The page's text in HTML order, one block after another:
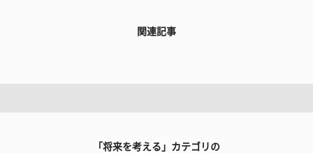
関連記事
「将来を考える」カテゴリの